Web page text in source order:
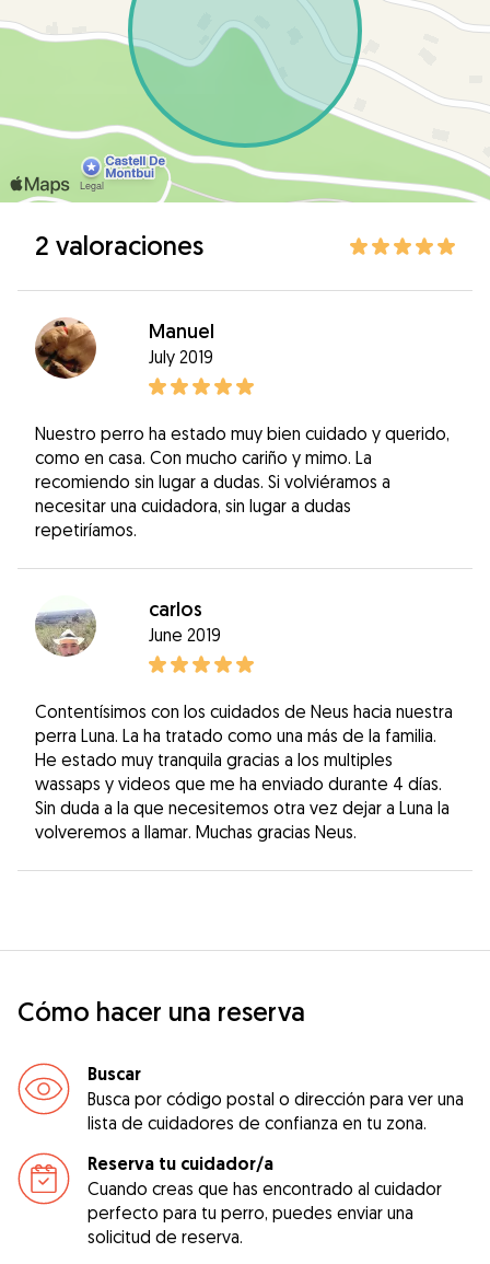
2 valoraciones
Manuel
July 2019
Nuestro perro ha estado muy bien cuidado y querido,
como en casa. Con mucho cariño y mimo. La
recomiendo sin lugar a dudas. Si volviéramos a
necesitar una cuidadora, sin lugar a dudas
repetiríamos.
carlos
June 2019
Contentísimos con los cuidados de Neus hacia nuestra
perra Luna. La ha tratado como una más de la familia.
He estado muy tranquila gracias a los multiples
wassaps y videos que me ha enviado durante 4 días.
Sin duda a la que necesitemos otra vez dejar a Luna la
volveremos a llamar. Muchas gracias Neus.
Cómo hacer una reserva
Buscar
Busca por código postal o dirección para ver una
lista de cuidadores de confianza en tu zona.
Reserva tu cuidador/a
Cuando creas que has encontrado al cuidador
perfecto para tu perro, puedes enviar una
solicitud de reserva.